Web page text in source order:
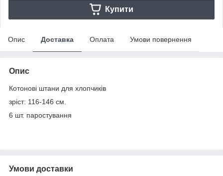
Купити
Опис Доставка Оплата Умови повернення
Опис
Котонові штани для хлопчиків
зріст: 116-146 см.
6 шт. паростування
Умови доставки